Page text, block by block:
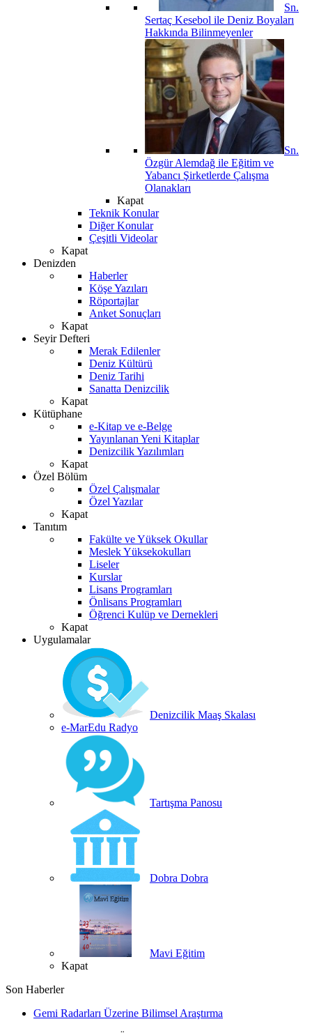
Sn.
Sertaç Kesebol ile Deniz Boyaları
Hakkında Bilinmeyenler
Sn.
Özgür Alemdağ ile Eğitim ve
Yabancı Şirketlerde Çalışma
Olanakları
Kapat
Teknik Konular
Diğer Konular
Çeşitli Videolar
Kapat
Denizden
Haberler
Köşe Yazıları
Röportajlar
Anket Sonuçları
Kapat
Seyir Defteri
Merak Edilenler
Deniz Kültürü
Deniz Tarihi
Sanatta Denizcilik
Kapat
Kütüphane
e-Kitap ve e-Belge
Yayınlanan Yeni Kitaplar
Denizcilik Yazılımları
Kapat
Özel Bölüm
Özel Çalışmalar
Özel Yazılar
Kapat
Tanıtım
Fakülte ve Yüksek Okullar
Meslek Yüksekokulları
Liseler
Kurslar
Lisans Programları
Önlisans Programları
Öğrenci Kulüp ve Dernekleri
Kapat
Uygulamalar
Denizcilik Maaş Skalası
e-MarEdu Radyo
Tartışma Panosu
Dobra Dobra
Mavi Eğitim
Kapat
Son Haberler
Gemi Radarları Üzerine Bilimsel Araştırma